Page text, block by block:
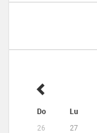
Do Lu
26 27